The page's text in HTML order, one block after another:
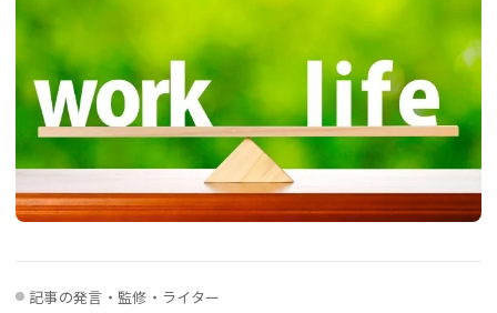
記事の発言・監修・ライター